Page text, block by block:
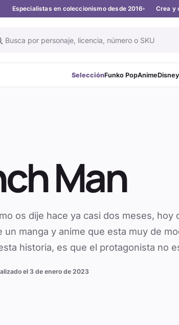
Especialistas en coleccionismo desde 2016 Crea y
en el catálogo
SelecciónFunko PopAnimeDisney
Man
os dije hace ya casi dos meses, hoy
manga y anime que esta muy de
historia, es que el protagonista no
el 3 de enero de 2023